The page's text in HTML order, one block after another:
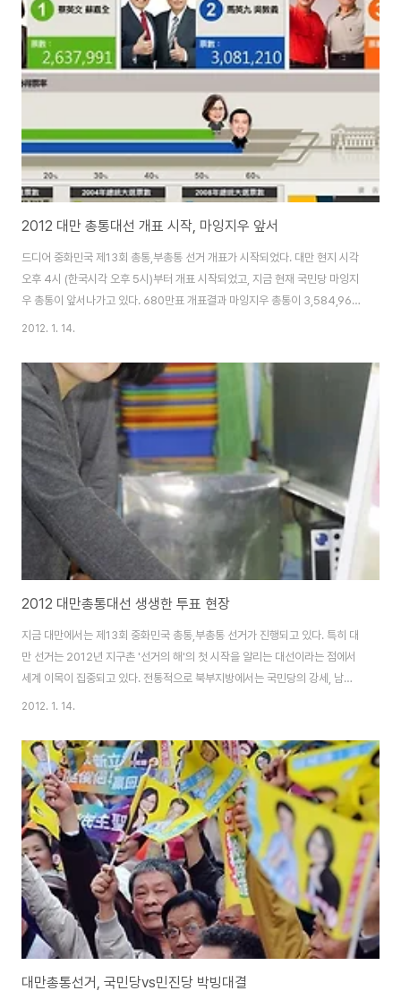
총통의 공략을 간단히 요략해보면, 행정부가 내년부터 대만의 ‘행복지수’를 매
년 발표하도록 할 것이라고 했고, 행복지수는 건강과 환경, 평균수명, 어린이 보
육 등 광범위한 문제들을 포함하게 된다. 이러한 지표들이 행정부의 업무부담
을 가중시키기는 하겠지만..
2012 대만 총통대선 개표 시작, 마잉지우 앞서
드디어 중화민국 제13회 총통,부총통 선거 개표가 시작되었다. 대만 현지 시각
오후 4시 (한국시각 오후 5시)부터 개표 시작되었고, 지금 현재 국민당 마잉지
우 총통이 앞서나가고 있다. 680만표 개표결과 마잉지우 총통이 3,584,967
표를 획득 52% 득표율. 차이잉원 후보는 3,061,957표를 획득 44% 득표율
후보가 당선 될 것으로 판단된다. 2012 대만총통대선 생생한 투표 현장 대만
총통선거, 국민당vs민진당 박빙대결
2012. 1. 14.
2012 대만총통대선 생생한 투표 현장
지금 대만에서는 제13회 중화민국 총통,부총통 선거가 진행되고 있다. 특히 대
만 선거는 2012년 지구촌 '선거의 해'의 첫 시작을 알리는 대선이라는 점에서
세계 이목이 집중되고 있다. 전통적으로 북부지방에서는 국민당의 강세, 남부
지방에서는 민진당의 텃밭이라는 점은 이번 선거에도 그대로 유지되지 않을까
명이다. 연도 인구수 인구증감 유권자수 유권자수 증감 유권자수∕인구수（%）
2012 — — 18,086,455 764,833 — 2008 22,925,311 351,346
17,321,622 814,443 75.56% 2004 22,573,965 439,188
16,507,179 1,044,554 73.12% 2000 22,13..
2012. 1. 14.
대만총통선거, 국민당vs민진당 박빙대결